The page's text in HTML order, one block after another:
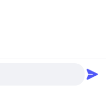
2026 Guangdong Sunkings
모든 권리 보호